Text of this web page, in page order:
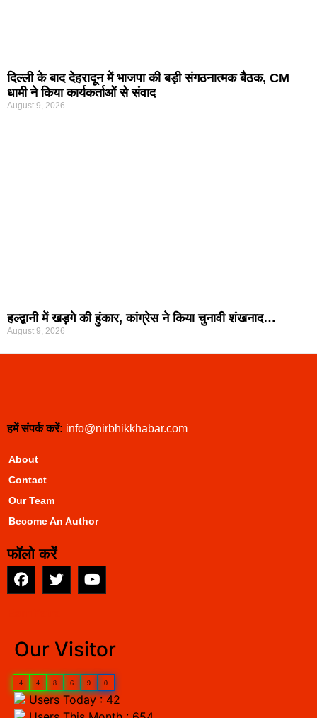
दिल्ली के बाद देहरादून में भाजपा की बड़ी संगठनात्मक बैठक, CM
धामी ने किया कार्यकर्ताओं से संवाद
August 9, 2026
हल्द्वानी में खड़गे की हुंकार, कांग्रेस ने किया चुनावी शंखनाद…
August 9, 2026
हमें संपर्क करें: info@nirbhikkhabar.com
About
Contact
Our Team
Become An Author
फॉलो करें
Our Visitor
4 4 8 6 9 0
Users Today : 42